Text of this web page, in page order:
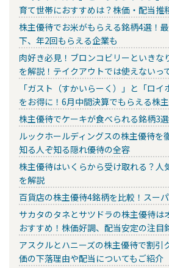
育て世帯におすすめは？株価・配当推
株主優待でお米がもらえる銘柄4選！
下、年2回もらえる企業も
肉好き必見！ブロンコビリーといきな
を解説！テイクアウトでは使えないっ
「ガスト（すかいらーく）」と「ロ
をお得に！6月中間決算でもらえる株
株主優待でケーキが食べられる銘柄3選
ルックホールディングスの株主優待を
知る人ぞ知る隠れ優待の全容
株主優待はいくらから受け取れる？人
を解説
百貨店の株主優待4銘柄を比較！スー
サカタのタネとサツドラの株主優待は
おすすめ！株価好調、配当安定の注目
アスクルとハニーズの株主優待で割引
価の下落理由や配当についてもご紹介